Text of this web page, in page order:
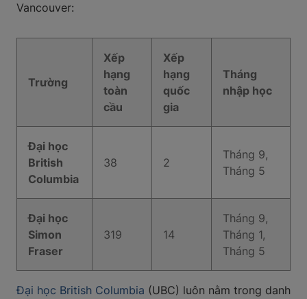
Vancouver:
Trường
Xếp
hạng
toàn
cầu
Xếp
hạng
quốc
gia
Tháng
nhập học
Đại học
British
Columbia
38 2
Tháng 9,
Tháng 5
Đại học
Simon
Fraser
319 14
Tháng 9,
Tháng 1,
Tháng 5
Đại học British Columbia (UBC) luôn nằm trong danh